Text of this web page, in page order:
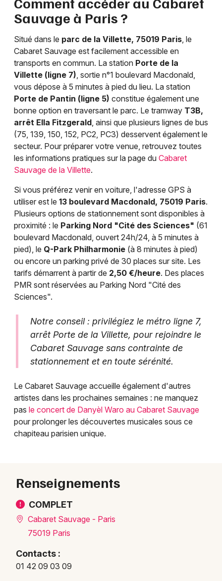
Sauvage à Paris ?
Situé dans le parc de la Villette, 75019 Paris, le
Cabaret Sauvage est facilement accessible en
transports en commun. La station Porte de la
Villette (ligne 7), sortie n°1 boulevard Macdonald,
vous dépose à 5 minutes à pied du lieu. La station
Porte de Pantin (ligne 5) constitue également une
bonne option en traversant le parc. Le tramway T3B,
arrêt Ella Fitzgerald, ainsi que plusieurs lignes de bus
(75, 139, 150, 152, PC2, PC3) desservent également le
secteur. Pour préparer votre venue, retrouvez toutes
les informations pratiques sur la page du Cabaret
Sauvage de la Villette.
Si vous préférez venir en voiture, l'adresse GPS à
utiliser est le 13 boulevard Macdonald, 75019 Paris.
Plusieurs options de stationnement sont disponibles à
proximité : le Parking Nord "Cité des Sciences" (61
boulevard Macdonald, ouvert 24h/24, à 5 minutes à
pied), le Q-Park Philharmonie (à 8 minutes à pied)
ou encore un parking privé de 30 places sur site. Les
tarifs démarrent à partir de 2,50 €/heure. Des places
PMR sont réservées au Parking Nord "Cité des
Sciences".
Notre conseil : privilégiez le métro ligne 7,
arrêt Porte de la Villette, pour rejoindre le
Cabaret Sauvage sans contrainte de
stationnement et en toute sérénité.
Le Cabaret Sauvage accueille également d'autres
artistes dans les prochaines semaines : ne manquez
pas le concert de Danyèl Waro au Cabaret Sauvage
pour prolonger les découvertes musicales sous ce
chapiteau parisien unique.
Renseignements
COMPLET
Cabaret Sauvage - Paris
75019 Paris
Contacts :
01 42 09 03 09